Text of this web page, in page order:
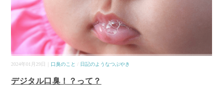
2024年01月29日｜ 口臭のこと / 日記のようなつぶやき
デジタル口臭！？って？